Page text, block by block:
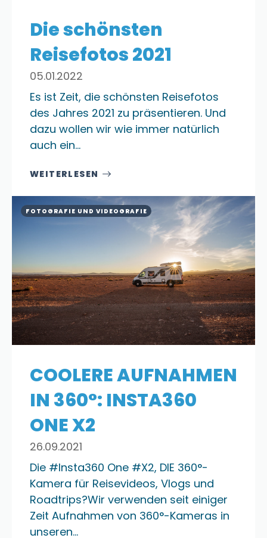
Die schönsten
Reisefotos 2021
05.01.2022
Es ist Zeit, die schönsten Reisefotos
des Jahres 2021 zu präsentieren. Und
dazu wollen wir wie immer natürlich
auch ein…
WEITERLESEN
FOTOGRAFIE UND VIDEOGRAFIE
COOLERE AUFNAHMEN
IN 360°: INSTA360
ONE X2
26.09.2021
Die #Insta360 One #X2, DIE 360°-
Kamera für Reisevideos, Vlogs und
Roadtrips?Wir verwenden seit einiger
Zeit Aufnahmen von 360°-Kameras in
unseren…